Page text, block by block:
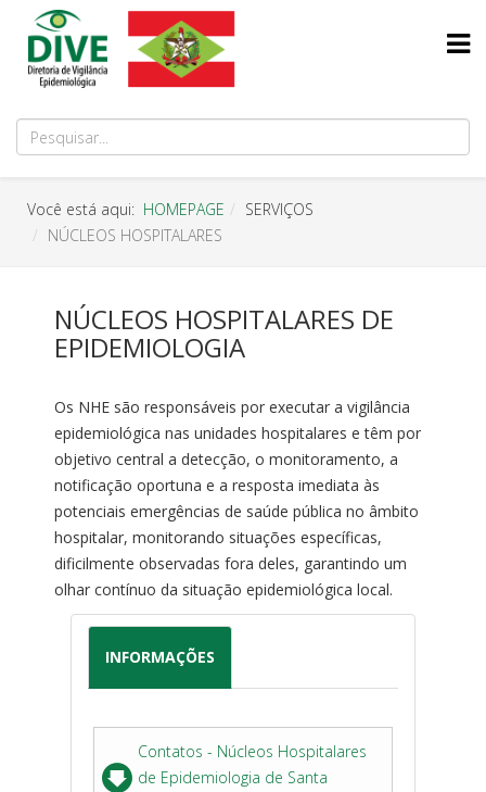
Você está aqui: HOMEPAGE
SERVIÇOS
NÚCLEOS HOSPITALARES
NÚCLEOS HOSPITALARES DE
EPIDEMIOLOGIA
Os NHE são responsáveis por executar a vigilância
epidemiológica nas unidades hospitalares e têm por
objetivo central a detecção, o monitoramento, a
notificação oportuna e a resposta imediata às
potenciais emergências de saúde pública no âmbito
hospitalar, monitorando situações específicas,
dificilmente observadas fora deles, garantindo um
olhar contínuo da situação epidemiológica local.
INFORMAÇÕES
Contatos - Núcleos Hospitalares
de Epidemiologia de Santa